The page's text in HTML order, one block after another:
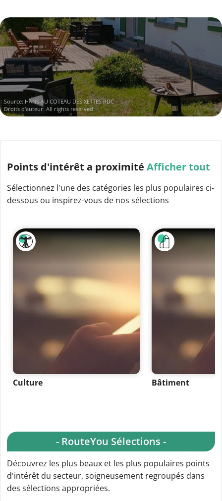
Source: HANS AU COTEAU DES XETTES RDC
Droits d'auteur: All rights reserved
Points d'intérêt a proximité Afficher tout
Sélectionnez l'une des catégories les plus populaires ci-
dessous ou inspirez-vous de nos sélections
Culture Bâtiment
- RouteYou Sélections -
Découvrez les plus beaux et les plus populaires points
d'intérêt du secteur, soigneusement regroupés dans
des sélections appropriées.